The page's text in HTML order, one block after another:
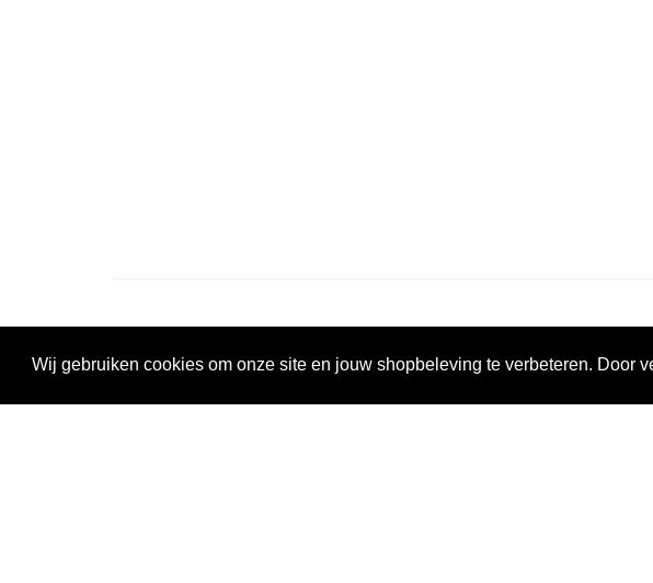
Wij gebruiken cookies om onze site en jouw shopbeleving te verbeteren. Door
Service
Showroom
Meest Gezocht
Lichtgewicht Rolstoelen
Goedkope rolstoelen
123
123